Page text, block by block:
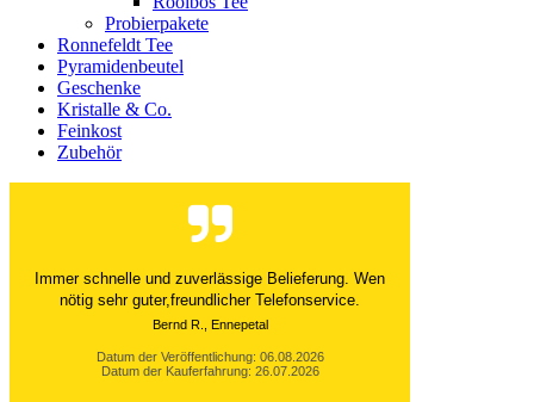
Probierpakete
Ronnefeldt Tee
Pyramidenbeutel
Geschenke
Kristalle & Co.
Feinkost
Zubehör
Der Versand ist immer innerhalb von 24 Stunden
abgewickelt. Grossartig. Ich liebe die 1kg
Alubeutel.
Datum der Veröffentlichung: 06.08.2026
Datum der Kauferfahrung: 27.07.2026